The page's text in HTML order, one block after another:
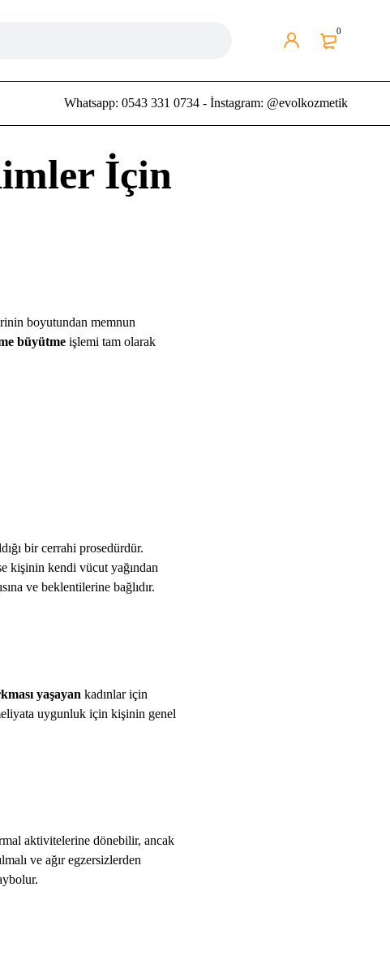
0
Whatsapp: 0543 331 0734 - İnstagram: @evolkozmetik
İçin
boyutundan memnun
büyütme işlemi tam olarak
bir cerrahi prosedürdür.
kişinin kendi vücut yağından
ve beklentilerine bağlıdır.
yaşayan kadınlar için
uygunluk için kişinin genel
aktivitelerine dönebilir, ancak
ve ağır egzersizlerden